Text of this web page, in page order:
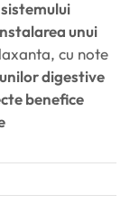
unui
cu note
digestive
benefice